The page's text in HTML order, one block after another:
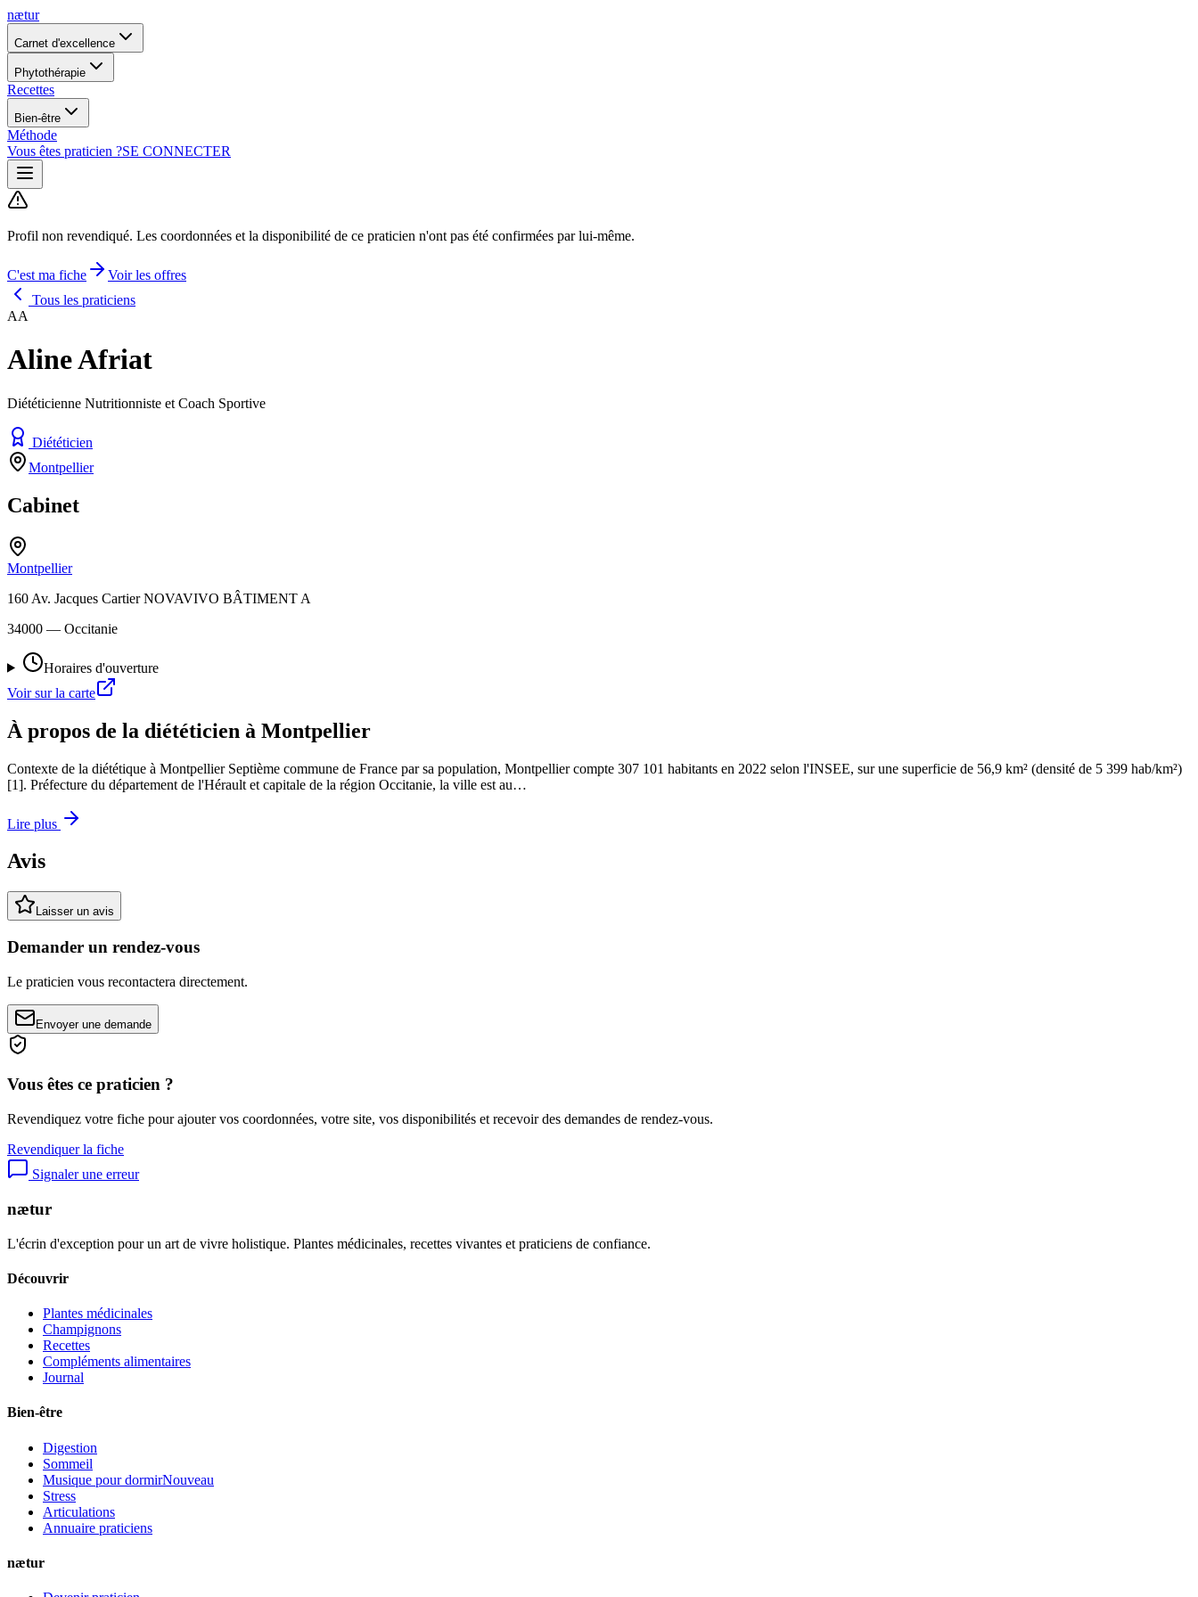
nætur
Carnet d'excellence
Phytothérapie
Recettes
Bien-être
Méthode
Vous êtes praticien ?SE CONNECTER
Profil non revendiqué. Les coordonnées et la disponibilité de ce praticien n'ont pas été confirmées par lui-même.
C'est ma fiche
Voir les offres
Tous les praticiens
AA
Aline Afriat
Diététicienne Nutritionniste et Coach Sportive
Diététicien
Montpellier
Cabinet
Montpellier
160 Av. Jacques Cartier NOVAVIVO BÂTIMENT A
34000 — Occitanie
Horaires d'ouverture
Voir sur la carte
À propos de la diététicien à Montpellier
Contexte de la diététique à Montpellier Septième commune de France par sa population, Montpellier compte 307 101 habitants en 2022 selon l'INSEE, sur une superficie de 56,9 km² (densité de 5 399 hab/km²)
[1]. Préfecture du département de l'Hérault et capitale de la région Occitanie, la ville est au…
Lire plus
Avis
Laisser un avis
Demander un rendez-vous
Le praticien vous recontactera directement.
Envoyer une demande
Vous êtes ce praticien ?
Revendiquez votre fiche pour ajouter vos coordonnées, votre site, vos disponibilités et recevoir des demandes de rendez-vous.
Revendiquer la fiche
Signaler une erreur
nætur
L'écrin d'exception pour un art de vivre holistique. Plantes médicinales, recettes vivantes et praticiens de confiance.
Découvrir
Plantes médicinales
Champignons
Recettes
Compléments alimentaires
Journal
Bien-être
Digestion
Sommeil
Musique pour dormirNouveau
Stress
Articulations
Annuaire praticiens
nætur